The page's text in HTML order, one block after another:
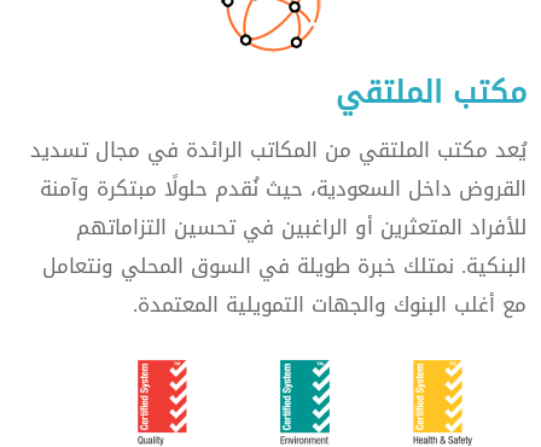
مكتب الملتقي
يُعد مكتب الملتقي من المكاتب الرائدة في مجال تسديد
القروض داخل السعودية، حيث نُقدم حلولًا مبتكرة وآمنة
للأفراد المتعثرين أو الراغبين في تحسين التزاماتهم
البنكية. نمتلك خبرة طويلة في السوق المحلي ونتعامل
مع أغلب البنوك والجهات التمويلية المعتمدة.